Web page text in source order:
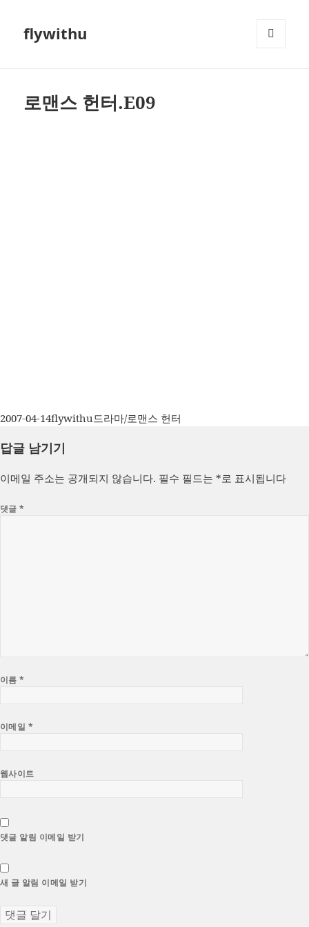
flywithu
로맨스 헌터.E09
작
일
2007-04-14글
이
flywithu 카
드라마/로맨스 헌터
답글 남기기
이메일 주소는 공개되지 않습니다. 필수 필드는 *로 표시됩니다
댓글*
이름*
이메일 *
웹사이트
댓글 알림 이메일 받기
새 글 알림 이메일 받기